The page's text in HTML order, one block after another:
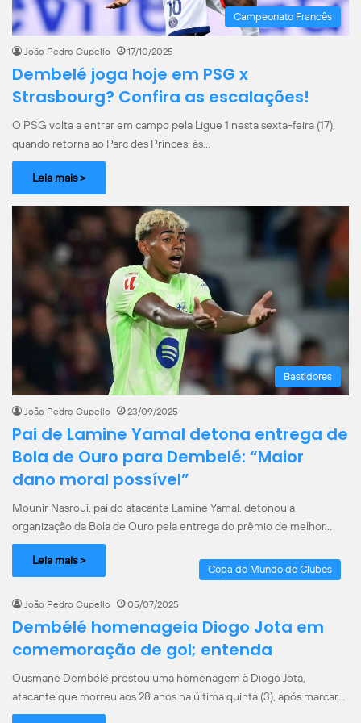
Campeonato Francês
João Pedro Cupello 17/10/2025
Dembelé joga hoje em PSG x
Strasbourg? Confira as escalações!
O PSG volta a entrar em campo pela Ligue 1 nesta sexta-feira (17),
quando retorna ao Parc des Princes, às…
Leia mais >
Bastidores
João Pedro Cupello 23/09/2025
Pai de Lamine Yamal detona entrega de
Bola de Ouro para Dembelé: “Maior
dano moral possível”
Mounir Nasroui, pai do atacante Lamine Yamal, detonou a
organização da Bola de Ouro pela entrega do prêmio de melhor…
Leia mais >
Copa do Mundo de Clubes
João Pedro Cupello 05/07/2025
Dembélé homenageia Diogo Jota em
comemoração de gol; entenda
Ousmane Dembélé prestou uma homenagem à Diogo Jota,
atacante que morreu aos 28 anos na última quinta (3), após marcar…